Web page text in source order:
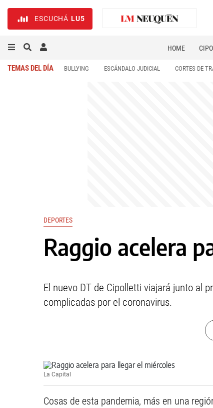
ESCUCHÁ LU5
HOME
TEMAS DEL DÍA BULLYING ESCÁNDALO JUDICIAL CORTES DE
DEPORTES
Raggio acelera
El nuevo DT de Cipolletti viajará junto al
complicadas por el coronavirus.
La Capital
Cosas de esta pandemia, más en una